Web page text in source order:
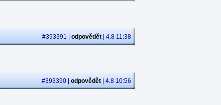
#393391 | odpovědět | 4.8 11:38
#393390 | odpovědět | 4.8 10:56